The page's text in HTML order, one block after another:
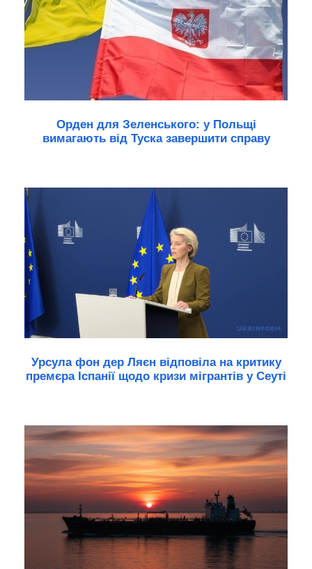
Орден для Зеленського: у Польщі
вимагають від Туска завершити справу
Урсула фон дер Ляєн відповіла на критику
премєра Іспанії щодо кризи мігрантів у Сеуті